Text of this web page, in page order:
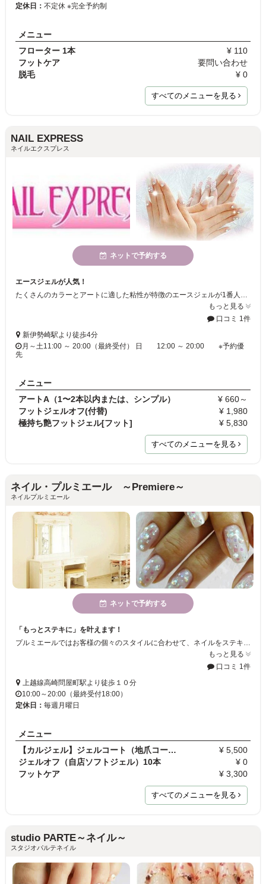
定休日： 不定休 ※完全予約制
メニュー
フローター 1本
¥ 110
フットケア
要問い合わせ
脱毛
¥ 0
すべてのメニューを見る
NAIL EXPRESS
ネイルエクスプレス
ネットで予約する
エースジェルが人気！
もっと見る
口コミ 1件
新伊勢崎駅より徒歩4分
月～土11:00 ～ 20:00（最終受付） 日 12:00 ～ 20:00 ※予約優
先
メニュー
アートA（1〜2本以内または、シンプル）
¥ 660～
フットジェルオフ(付替)
¥ 1,980
極持ち艶フットジェル[フット]
¥ 5,830
すべてのメニューを見る
ネイル・プルミエール ～Premiere～
ネイルプルミエール
ネットで予約する
「もっとステキに」を叶えます！
もっと見る
口コミ 1件
上越線高崎問屋町駅より徒歩１０分
10:00～20:00（最終受付18:00）
定休日： 毎週月曜日
メニュー
【カルジェル】ジェルコート（地爪コーティング）ク…
¥ 5,500
ジェルオフ（自店ソフトジェル）10本
¥ 0
フットケア
¥ 3,300
すべてのメニューを見る
studio PARTE～ネイル～
スタジオパルテネイル